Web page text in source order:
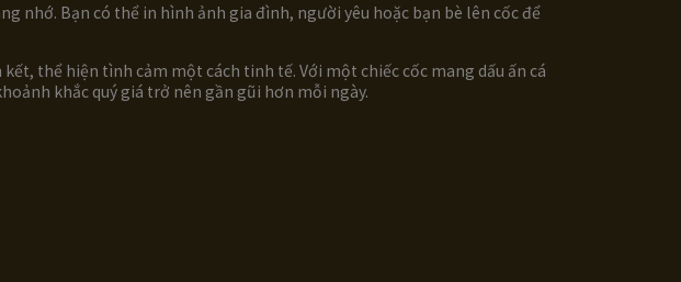
nhớ. Bạn có thể in hình ảnh gia đình, người yêu hoặc bạn bè lên cốc để
thể hiện tình cảm một cách tinh tế. Với một chiếc cốc mang dấu ấn cá
khắc quý giá trở nên gần gũi hơn mỗi ngày.